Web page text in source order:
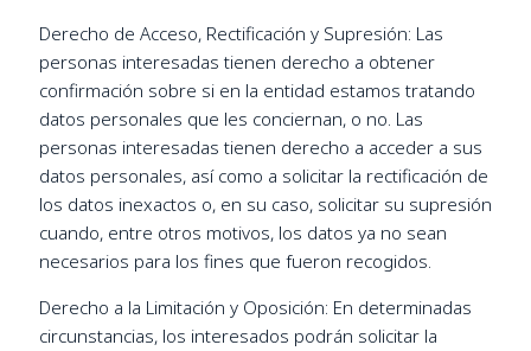
Derecho de Acceso, Rectificación y Supresión: Las
personas interesadas tienen derecho a obtener
confirmación sobre si en la entidad estamos tratando
datos personales que les conciernan, o no. Las
personas interesadas tienen derecho a acceder a sus
datos personales, así como a solicitar la rectificación de
los datos inexactos o, en su caso, solicitar su supresión
cuando, entre otros motivos, los datos ya no sean
necesarios para los fines que fueron recogidos.
Derecho a la Limitación y Oposición: En determinadas
circunstancias, los interesados podrán solicitar la